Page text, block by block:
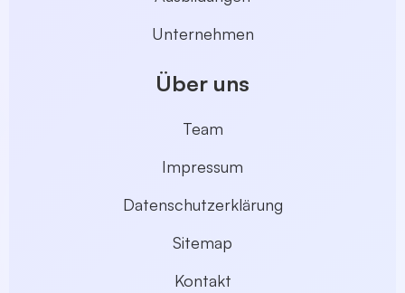
Unternehmen
Über uns
Team
Impressum
Datenschutzerklärung
Sitemap
Kontakt